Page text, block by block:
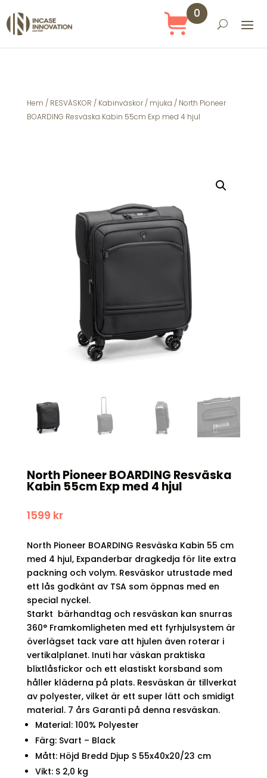
0
Hem / RESVÄSKOR / Kabinväskor/ mjuka / North Pioneer
BOARDING Resväska Kabin 55cm Exp med 4 hjul
North Pioneer BOARDING Resväska
Kabin 55cm Exp med 4 hjul
1599 kr
North Pioneer BOARDING Resväska Kabin 55 cm
med 4 hjul, Expanderbar dragkedja för lite extra
packning och volym. Resväskor utrustade med
ett lås godkänt av TSA som öppnas med en
special nyckel.
Starkt bärhandtag och resväskan kan snurras
360° Framkomligheten med ett fyrhjulsystem är
överlägset tack vare att hjulen även roterar i
vertikalplanet. Inuti har väskan praktiska
blixtlåsfickor och ett elastiskt korsband som
håller kläderna på plats. Resväskan är tillverkat
av polyester, vilket är ett super lätt och smidigt
material. 7 års Garanti på denna resväskan.
Material: 100% Polyester
Färg: Svart – Black
Mått: Höjd Bredd Djup S 55x40x20/23 cm
Vikt: S 2,0 kg